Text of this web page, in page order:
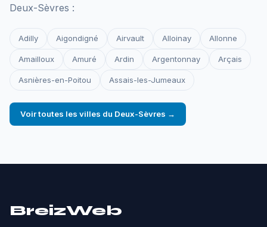
Deux-Sèvres :
Adilly Aigondigné Airvault Alloinay Allonne
Amailloux Amuré Ardin Argentonnay Arçais
Asnières-en-Poitou Assais-les-Jumeaux
Voir toutes les villes du Deux-Sèvres →
BreizWeb